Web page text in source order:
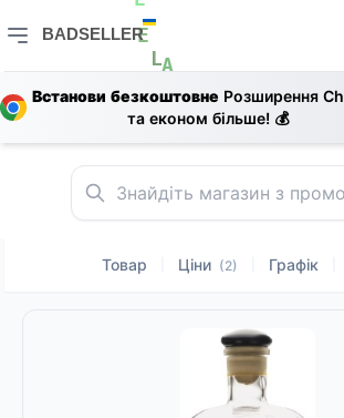
1
0
E
B
B
A
E
1
1
BADSELLER
BADSELLER — порівняння цін і
Встанови безкоштовне Розширення
та економ більше! 💰
Товар Ціни (2) Графік